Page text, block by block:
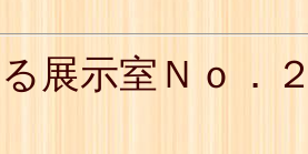
る展示室Ｎｏ